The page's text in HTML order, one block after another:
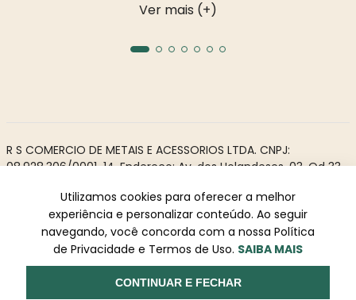
Ver mais (+)
R S COMERCIO DE METAIS E ACESSORIOS LTDA. CNPJ:
08.928.306/0001-14. Endereço: Av. dos Holandeses, 03, Qd 33,
Todos os direitos reservados à Rosa Rio - As informações não
podem ser reproduzidas total ou parcialmente sem
autorização prévia.
Powered by Desenvolvido
Utilizamos cookies para oferecer a melhor
experiência e personalizar conteúdo. Ao seguir
navegando, você concorda com a nossa Política
de Privacidade e Termos de Uso. SAIBA MAIS
CONTINUAR E FECHAR